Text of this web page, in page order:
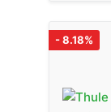
- 8.18%